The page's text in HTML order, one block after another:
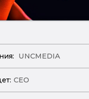
UNCMEDIA
CEO